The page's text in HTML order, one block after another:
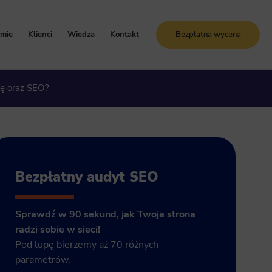
i certyfikaty
Klienci Wiedza Kontakt Bezpłatna wycena
oraz SEO?
Bezpłatny audyt SEO
Sprawdź w 90 sekund, jak Twoja strona
radzi sobie w sieci!
Pod lupę bierzemy aż 70 różnych
parametrów.